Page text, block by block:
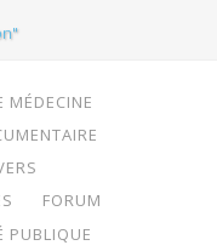
MÉDECINE
FORUM
PUBLIQUE